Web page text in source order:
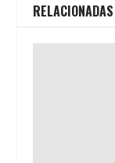
RELACIONADAS